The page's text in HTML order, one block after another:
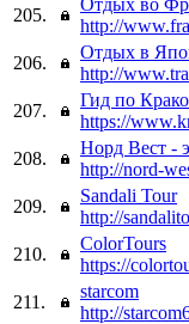
205.
http://
206.
Отдых в
http://
207.
Гид по
https://
208.
Норд Вест -
http://nord-
209.
Sandali Tour
http://
210.
ColorTours
https://
211.
starcom
http://